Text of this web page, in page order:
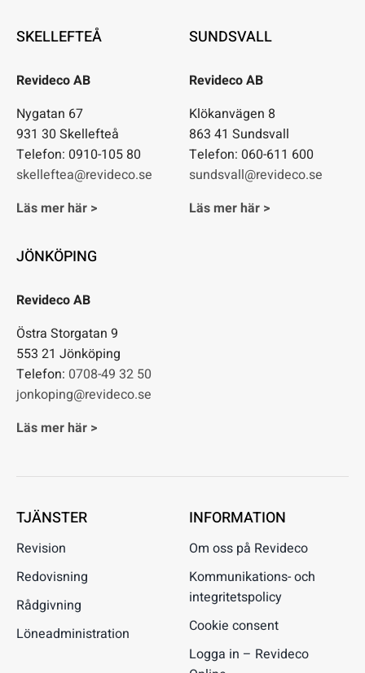
SKELLEFTEÅ
Revideco AB
Nygatan 67
931 30 Skellefteå
Telefon: 0910-105 80
skelleftea@revideco.se
Läs mer här >
SUNDSVALL
Revideco AB
Klökanvägen 8
863 41 Sundsvall
Telefon: 060-611 600
sundsvall@revideco.se
Läs mer här >
JÖNKÖPING
Revideco AB
Östra Storgatan 9
553 21 Jönköping
Telefon: 0708-49 32 50
jonkoping@revideco.se
Läs mer här >
TJÄNSTER
Revision
Redovisning
Rådgivning
Löneadministration
INFORMATION
Om oss på Revideco
Kommunikations- och
integritetspolicy
Cookie consent
Logga in – Revideco